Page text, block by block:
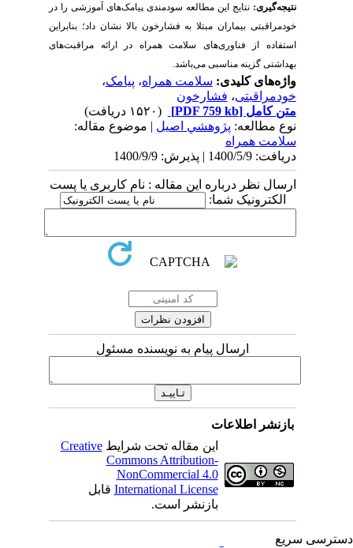
نتیجه‌گیری:نتایج این مطالعه سودمندی پیامک‌های آموزشی را در
خودمراقبتی بیماران مبتلا به فشار‌خون بالا نشان داد؛ بنابراین
استفاده از فناوری‌های سلامت همراه در ارائه مراقبت‌های
بهداشتی گزینه مناسبی می‌باشد.
واژه‌های کلیدی:سلامت همراه ،پیامک،
خودمراقبتی،فشارخون
متن کامل[PDF 759 kb]
نوع مطالعه:پژوهشي اصیل| موضوع مقاله:
سلامت همراه
دریافت: 1400/5/9 | پذیرش: 1400/9/9
ارسال نظر درباره این مقاله : نام کاربری یا پست
الکترونیک شما:
ارسال پیام به نویسنده مسئول
بازنشر اطلاعات
این مقاله تحت شرایطCreative
Commons Attribution-
NonCommercial 4.0
International Licenseقابل
بازنشر است.
سریع